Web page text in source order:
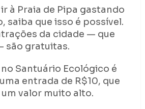
à Praia de Pipa gastando
saiba que isso é possível.
da cidade — que
são gratuitas.
Santuário Ecológico é
entrada de R$10, que
valor muito alto.